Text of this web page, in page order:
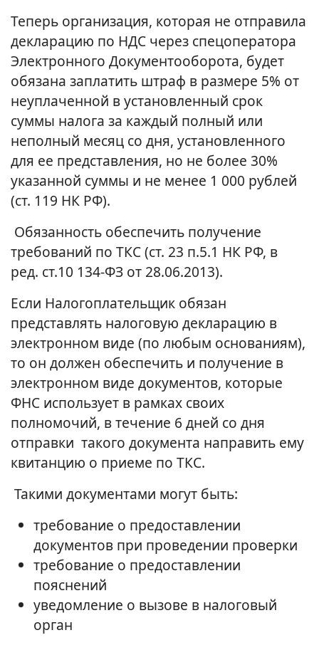
Теперь организация, которая не отправила
декларацию по НДС через спецоператора
Электронного Документооборота, будет
обязана заплатить штраф в размере 5% от
неуплаченной в установленный срок
суммы налога за каждый полный или
неполный месяц со дня, установленного
для ее представления, но не более 30%
указанной суммы и не менее 1 000 рублей
(ст. 119 НК РФ).
Обязанность обеспечить получение
требований по ТКС (ст. 23 п.5.1 НК РФ, в
ред. ст.10 134-ФЗ от 28.06.2013).
Если Налогоплательщик обязан
представлять налоговую декларацию в
электронном виде (по любым основаниям),
то он должен обеспечить и получение в
электронном виде документов, которые
ФНС использует в рамках своих
полномочий, в течение 6 дней со дня
отправки такого документа направить ему
квитанцию о приеме по ТКС.
Такими документами могут быть:
требование о предоставлении
документов при проведении проверки
требование о предоставлении
пояснений
уведомление о вызове в налоговый
орган